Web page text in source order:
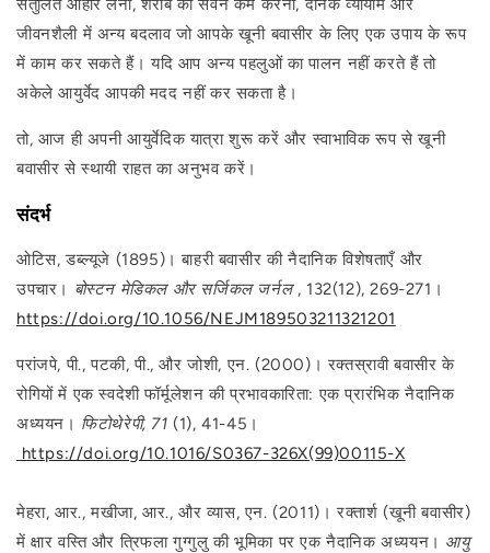
संतुलित आहार लेना, शराब का सेवन कम करना, दैनिक व्यायाम और
जीवनशैली में अन्य बदलाव जो आपके खूनी बवासीर के लिए एक उपाय के रूप
में काम कर सकते हैं। यदि आप अन्य पहलुओं का पालन नहीं करते हैं तो
अकेले आयुर्वेद आपकी मदद नहीं कर सकता है।
तो, आज ही अपनी आयुर्वेदिक यात्रा शुरू करें और स्वाभाविक रूप से खूनी
बवासीर से स्थायी राहत का अनुभव करें।
संदर्भ
ओटिस, डब्ल्यूजे (1895)। बाहरी बवासीर की नैदानिक ​​विशेषताएँ और
उपचार। बोस्टन मेडिकल और सर्जिकल जर्नल, 132(12), 269-271।
https://doi.org/10.1056/NEJM189503211321201
परांजपे, पी., पटकी, पी., और जोशी, एन. (2000)। रक्तस्रावी बवासीर के
रोगियों में एक स्वदेशी फॉर्मूलेशन की प्रभावकारिता: एक प्रारंभिक नैदानिक ​​​​
अध्ययन। फिटोथेरेपी, 71 (1), 41-45।
https://doi.org/10.1016/S0367-326X(99)00115-X
मेहरा, आर., मखीजा, आर., और व्यास, एन. (2011)। रक्तार्श (खूनी बवासीर)
में क्षार वस्ति और त्रिफला गुग्गुलु की भूमिका पर एक नैदानिक ​​अध्ययन। आयु